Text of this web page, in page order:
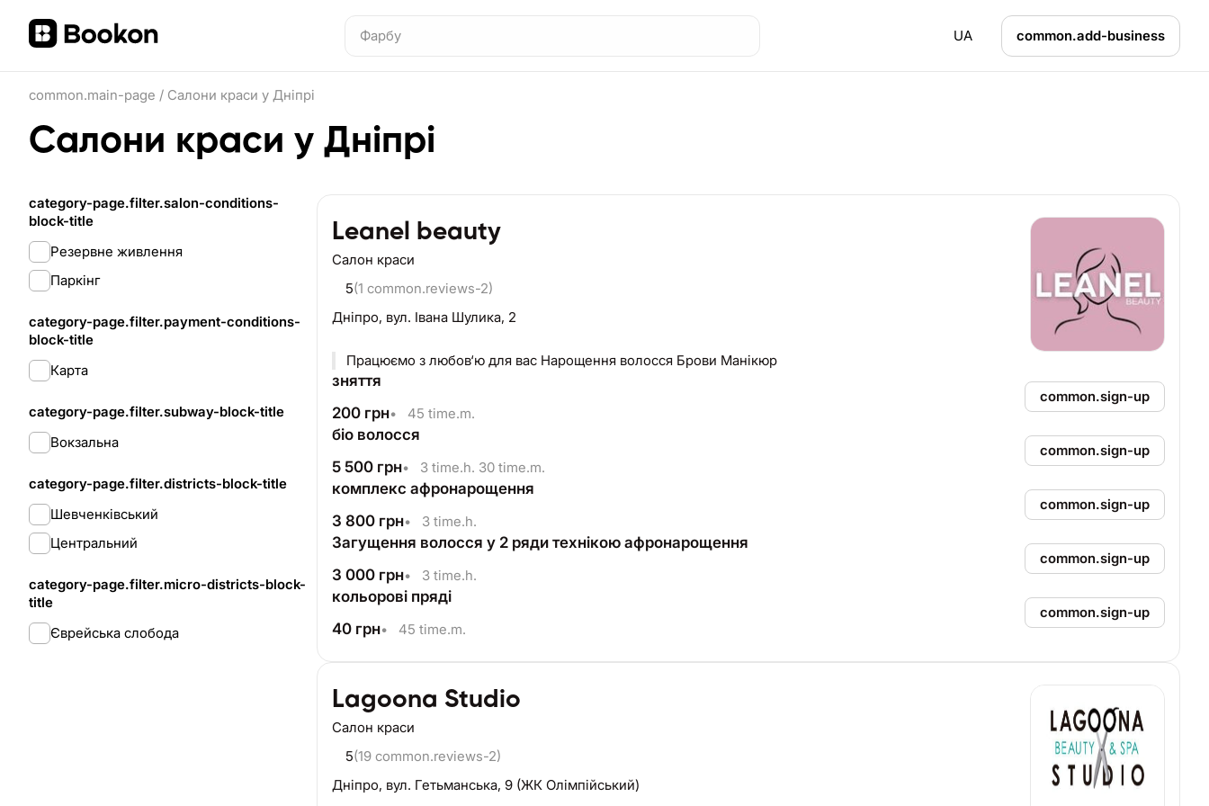
UA common.add-business
common.main-page / Салони краси у Дніпрі
Салони краси у Дніпрі
category-page.filter.salon-conditions-
block-title
Резервне живлення
Паркінг
category-page.filter.payment-conditions-
block-title
Карта
category-page.filter.subway-block-title
Вокзальна
category-page.filter.districts-block-title
Шевченківський
Центральний
category-page.filter.micro-districts-block-
title
Єврейська слобода
Leanel beauty
Салон краси
5(1 common.reviews-2)
Дніпро, вул. Івана Шулика, 2
Працюємо з любов‘ю для вас Нарощення волосся Брови Манікюр
зняття
200 грн• 45 time.m.
common.sign-up
біо волосся
5 500 грн• 3 time.h. 30 time.m.
common.sign-up
комплекс афронарощення
3 800 грн• 3 time.h.
common.sign-up
Загущення волосся у 2 ряди технікою афронарощення
3 000 грн• 3 time.h.
common.sign-up
кольорові пряді
40 грн• 45 time.m.
common.sign-up
Lagoona Studio
Салон краси
5(19 common.reviews-2)
Дніпро, вул. Гетьманська, 9 (ЖК Олімпійський)